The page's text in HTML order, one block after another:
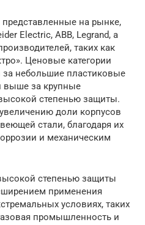
на рынке,
Electric, ABB, Legrand, а
таких как
Ценовые категории
за небольшие пластиковые
выше за крупные
степенью защиты.
доли корпусов
стали, благодаря их
и механическим
степенью защиты
применения
условиях, таких
промышленность и